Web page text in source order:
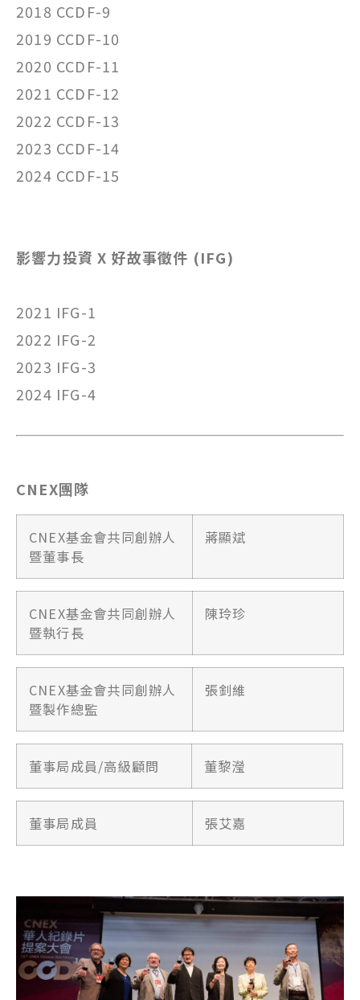
2018 CCDF-9
2019 CCDF-10
2020 CCDF-11
2021 CCDF-12
2022 CCDF-13
2023 CCDF-14
2024 CCDF-15
影響力投資 X 好故事徵件 (IFG)
2021 IFG-1
2022 IFG-2
2023 IFG-3
2024 IFG-4
CNEX團隊
CNEX基金會共同創辦人
暨董事長
蔣顯斌
CNEX基金會共同創辦人
暨執行長
陳玲珍
CNEX基金會共同創辦人
暨製作總監
張釗維
董事局成員/高級顧問 董黎瀅
董事局成員 張艾嘉